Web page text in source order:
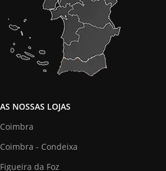
AS NOSSAS LOJAS
Coimbra
Coimbra - Condeixa
Figueira da Foz